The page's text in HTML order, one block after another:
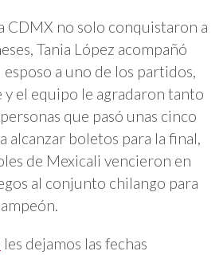
CDMX no solo conquistaron a
Tania López acompañó
esposo a uno de los partidos,
el equipo le agradaron tanto
que pasó unas cinco
alcanzar boletos para la final,
de Mexicali vencieron en
al conjunto chilango para
les dejamos las fechas